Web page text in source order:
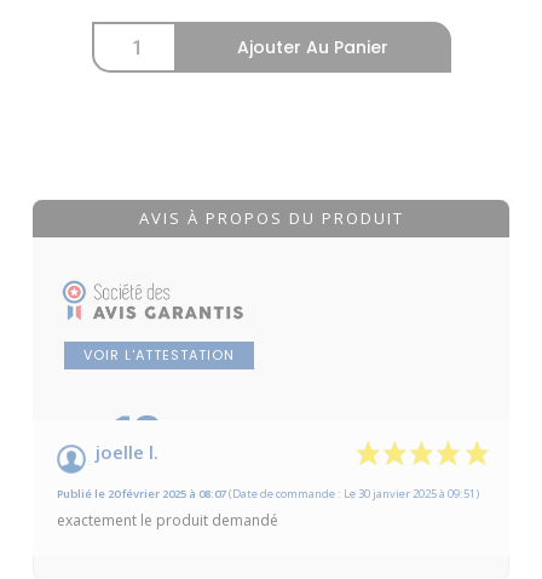
Ajouter Au Panier
AVIS À PROPOS DU PRODUIT
VOIR L'ATTESTATION
10
Basé sur 1 avis
joelle l.
Publié le 20 février 2025 à 08:07(Date de commande : Le 30 janvier 2025 à 09:51)
exactement le produit demandé